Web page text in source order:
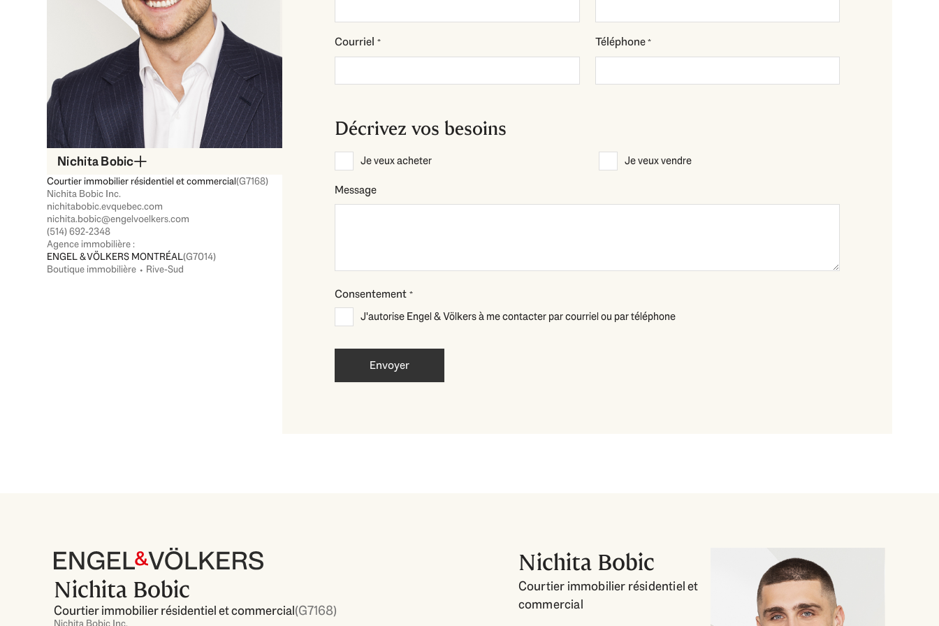
Nichita Bobic
Courtier immobilier résidentiel et commercial(G7168)
Nichita Bobic Inc.
nichitabobic.evquebec.com
nichita.bobic@engelvoelkers.com
(514) 692-2348
Agence immobilière :
ENGEL & VÖLKERS MONTRÉAL(G7014)
Boutique immobilière ⬩ Rive-Sud
Courriel * Téléphone *
Décrivez vos besoins
Description
*
Je veux acheter Je veux vendre
Message
Consentement *
J'autorise Engel & Völkers à me contacter par courriel ou par téléphone
Nichita Bobic
Courtier immobilier résidentiel et commercial(G7168)
Nichita Bobic Inc.
Nichita Bobic
Courtier immobilier résidentiel et
commercial